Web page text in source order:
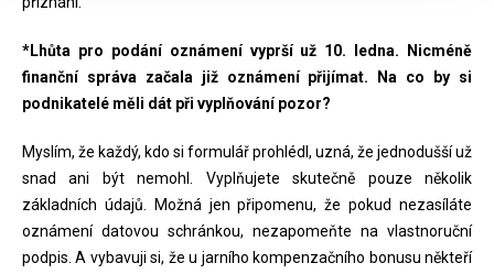
*Lhůta pro podání oznámení vyprší už 10. ledna. Nicméně
finanční správa začala již oznámení přijímat. Na co by si
podnikatelé měli dát při vyplňování pozor?
Myslím, že každý, kdo si formulář prohlédl, uzná, že jednodušší už
snad ani být nemohl. Vyplňujete skutečně pouze několik
základních údajů. Možná jen připomenu, že pokud nezasíláte
oznámení datovou schránkou, nezapomeňte na vlastnoruční
podpis. A vybavuji si, že u jarního kompenzačního bonusu někteří